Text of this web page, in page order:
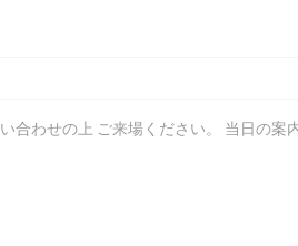
合わせの上 ご来場ください。 当日の案